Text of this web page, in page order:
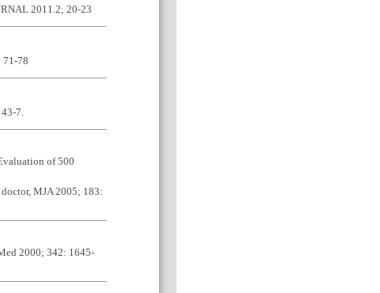
2011.2; 20-23
78
7.
of 500
MJA 2005; 183:
2000; 342: 1645-